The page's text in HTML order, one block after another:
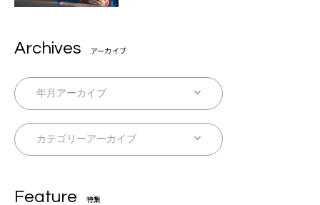
Archives アーカイブ
Feature 特集